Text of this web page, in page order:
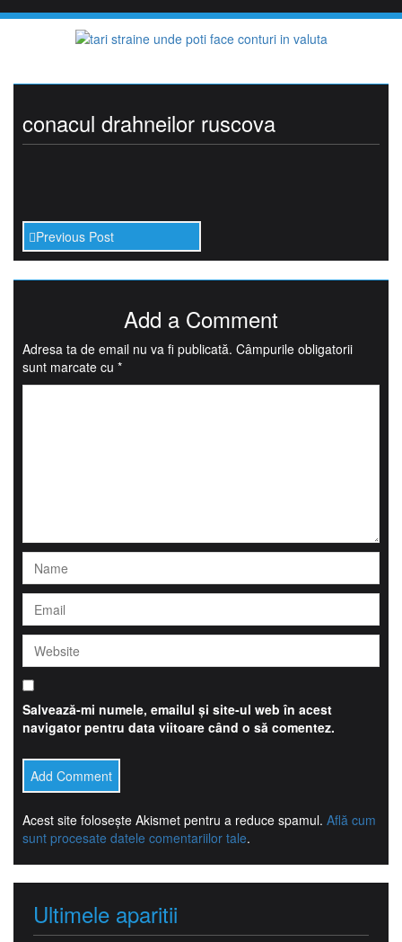
Skip
conacul drahneilor ruscova
Previous Post
Add a Comment
Adresa ta de email nu va fi publicată. Câmpurile obligatorii
sunt marcate cu *
Salvează-mi numele, emailul și site-ul web în acest
navigator pentru data viitoare când o să comentez.
Acest site folosește Akismet pentru a reduce spamul. Află cum
sunt procesate datele comentariilor tale.
Ultimele aparitii